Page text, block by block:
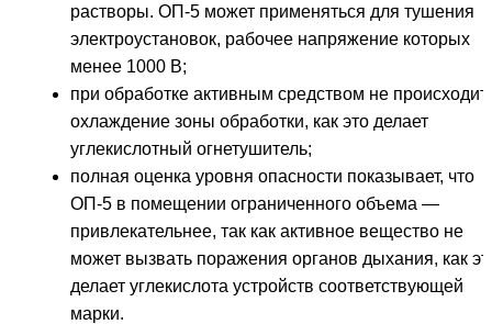
растворы. ОП-5 может применяться для тушения
электроустановок, рабочее напряжение которых
менее 1000 В;
при обработке активным средством не происходит
охлаждение зоны обработки, как это делает
углекислотный огнетушитель;
полная оценка уровня опасности показывает, что
ОП-5 в помещении ограниченного объема —
привлекательнее, так как активное вещество не
может вызвать поражения органов дыхания, как
делает углекислота устройств соответствующей
марки.